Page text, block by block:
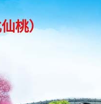
桃）